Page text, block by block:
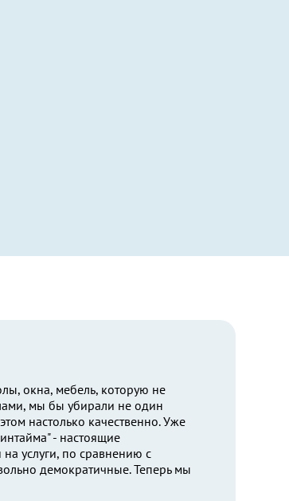
окна, мебель, которую не
мы бы убирали не один
настолько качественно. Уже
- настоящие
услуги, по сравнению с
демократичные. Теперь мы